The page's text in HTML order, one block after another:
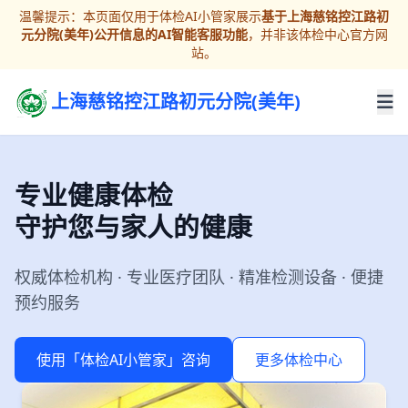
温馨提示：本页面仅用于体检AI小管家展示基于上海慈铭控江路初
元分院(美年)公开信息的AI智能客服功能，并非该体检中心官方网
站。
上海慈铭控江路初元分院(美年)
专业健康体检
守护您与家人的健康
权威体检机构 · 专业医疗团队 · 精准检测设备 · 便捷
预约服务
使用「体检AI小管家」咨询 更多体检中心